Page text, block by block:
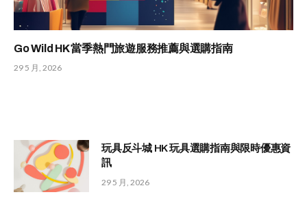
Go Wild HK 當季熱門旅遊服務推薦與選購指南
29 5 月, 2026
玩具反斗城 HK 玩具選購指南與限時優惠資
訊
29 5 月, 2026